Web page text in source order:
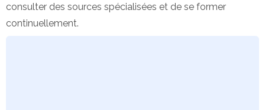
consulter des sources spécialisées et de se former
continuellement.